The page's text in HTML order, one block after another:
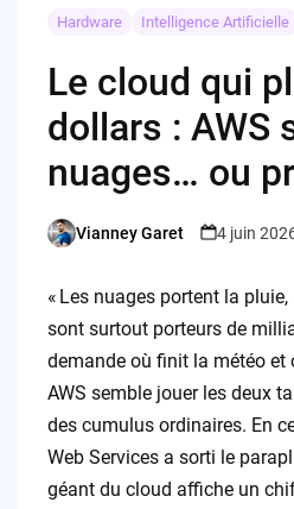
Hardware Intelligence Artificielle
Le cloud qui
dollars : AWS
nuages… ou
Posted
Vianney Garet 4 juin
« Les nuages portent la
sont surtout porteurs de
demande où finit la météo et
AWS semble jouer les deux
des cumulus ordinaires. En
Web Services a sorti le
géant du cloud affiche un